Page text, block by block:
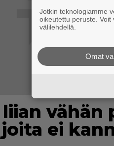
vähän
ei
Jotkin teknologiamme
oikeutettu peruste.
välilehdellä.
Omat